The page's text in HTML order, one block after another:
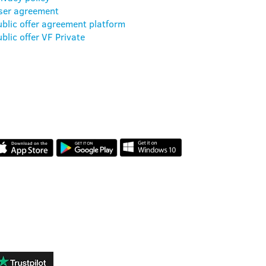
agreement
offer agreement platform
offer VF Private